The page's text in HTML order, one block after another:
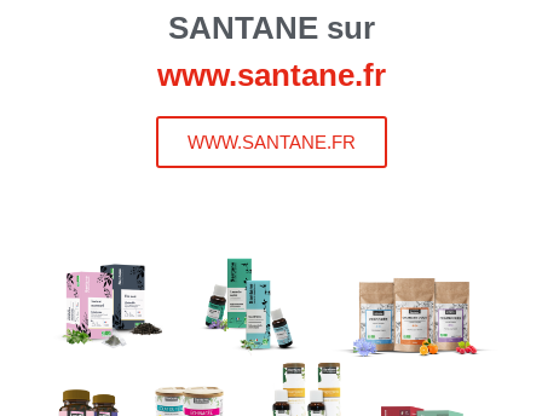
SANTANE sur
www.santane.fr
WWW.SANTANE.FR